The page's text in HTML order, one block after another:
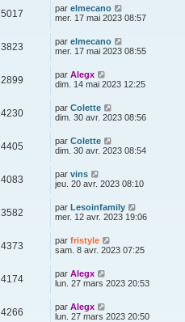
5017 par elmecano
mer. 17 mai 2023 08:57
3823 par elmecano
mer. 17 mai 2023 08:55
2899 par Alegx
dim. 14 mai 2023 12:25
4230 par Colette
dim. 30 avr. 2023 08:56
4405 par Colette
dim. 30 avr. 2023 08:54
4083 par vins
jeu. 20 avr. 2023 08:10
3582 par Lesoinfamily
mer. 12 avr. 2023 19:06
4373 par fristyle
sam. 8 avr. 2023 07:25
4174 par Alegx
lun. 27 mars 2023 20:53
4266 par Alegx
lun. 27 mars 2023 20:50